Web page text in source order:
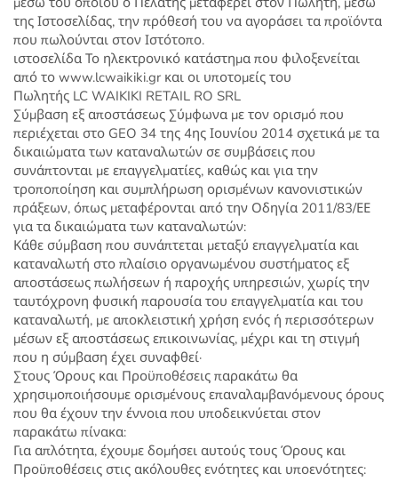
της Ιστοσελίδας, την πρόθεσή του να αγοράσει τα προϊόντα
που πωλούνται στον Ιστότοπο.
ιστοσελίδα Το ηλεκτρονικό κατάστημα που φιλοξενείται
από το www.lcwaikiki.gr και οι υποτομείς του
Πωλητής LC WAIKIKI RETAIL RO SRL
Σύμβαση εξ αποστάσεως Σύμφωνα με τον ορισμό που
περιέχεται στο GEO 34 της 4ης Ιουνίου 2014 σχετικά με τα
δικαιώματα των καταναλωτών σε συμβάσεις που
συνάπτονται με επαγγελματίες, καθώς και για την
τροποποίηση και συμπλήρωση ορισμένων κανονιστικών
πράξεων, όπως μεταφέρονται από την Οδηγία 2011/83/ΕΕ
για τα δικαιώματα των καταναλωτών:
Κάθε σύμβαση που συνάπτεται μεταξύ επαγγελματία και
καταναλωτή στο πλαίσιο οργανωμένου συστήματος εξ
αποστάσεως πωλήσεων ή παροχής υπηρεσιών, χωρίς την
ταυτόχρονη φυσική παρουσία του επαγγελματία και του
καταναλωτή, με αποκλειστική χρήση ενός ή περισσότερων
μέσων εξ αποστάσεως επικοινωνίας, μέχρι και τη στιγμή
που η σύμβαση έχει συναφθεί·
Στους Όρους και Προϋποθέσεις παρακάτω θα
χρησιμοποιήσουμε ορισμένους επαναλαμβανόμενους όρους
που θα έχουν την έννοια που υποδεικνύεται στον
παρακάτω πίνακα:
Για απλότητα, έχουμε δομήσει αυτούς τους Όρους και
Προϋποθέσεις στις ακόλουθες ενότητες και υποενότητες: